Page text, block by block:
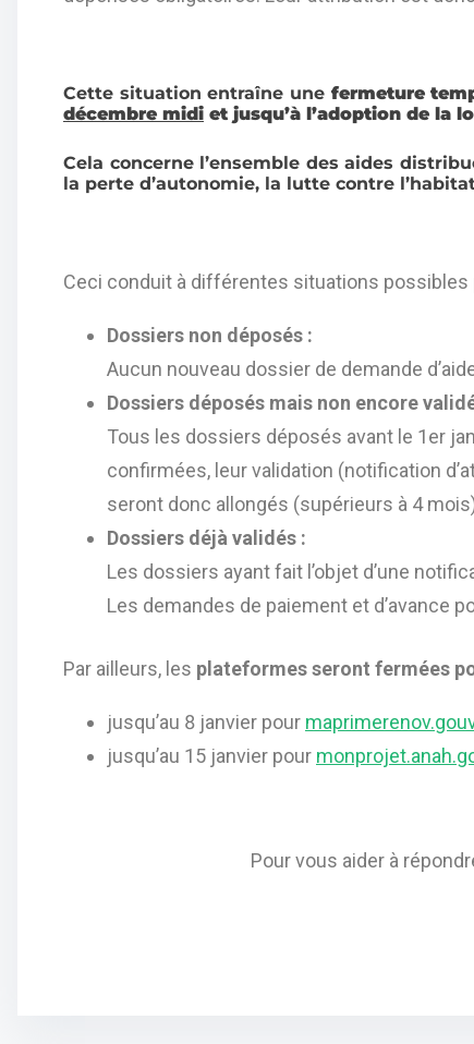
Cette situation entraîne une fermeture
décembre midi et jusqu’à l’adoption de la
Cela concerne l’ensemble des aides
la perte d’autonomie, la lutte contre
Ceci conduit à différentes situations possibles
Dossiers non déposés :
Aucun nouveau dossier de demande
Dossiers déposés mais non encore
Tous les dossiers déposés avant le 1er
confirmées, leur validation (notification
seront donc allongés (supérieurs à 4
Dossiers déjà validés :
Les dossiers ayant fait l’objet d’une
Les demandes de paiement et d’avance
Par ailleurs, les plateformes seront fermées
jusqu’au 8 janvier pour
jusqu’au 15 janvier pour
Pour vous aider à